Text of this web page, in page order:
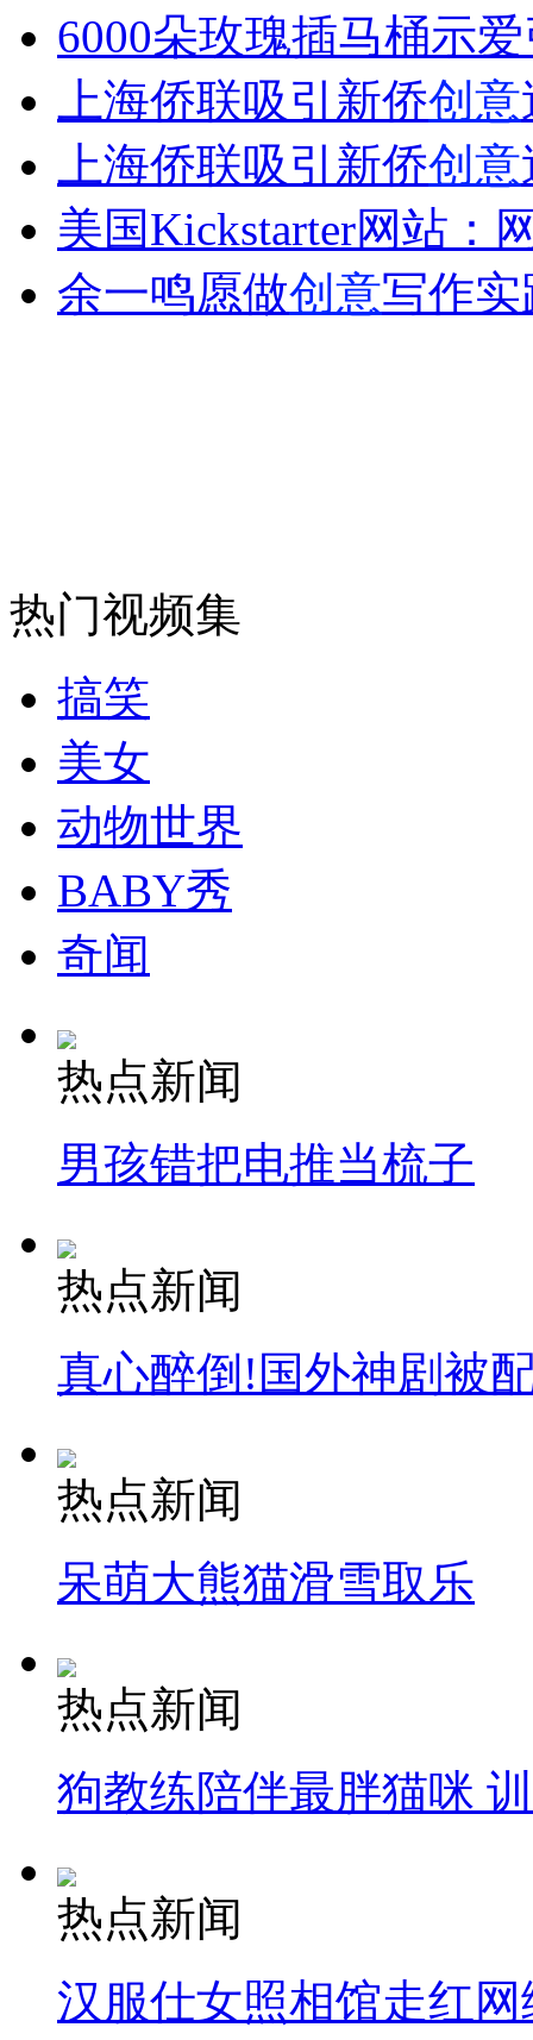
女孩北京地铁殴打老人 痛下狠手拳打脚踢
无痛分娩是否安全 医生回应
外交部：反对强权政治霸凌主义
消防员救轻生者 花炮节热闹非凡
司机酒驾遇交警 急速倒车逃窜
6000朵玫瑰插马桶示
上海侨联吸引新侨创意
上海侨联吸引新侨创意
美国Kickstarter网站：
余一鸣愿做创意写作
热门视频集
搞笑
美女
动物世界
BABY秀
奇闻
热点新闻
男孩错把电推当梳子
热点新闻
真心醉倒!国外神剧被
热点新闻
呆萌大熊猫滑雪取乐
热点新闻
狗教练陪伴最胖猫咪
热点新闻
汉服仕女照相馆走红网